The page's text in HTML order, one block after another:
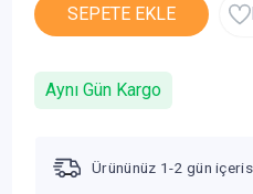
SEPETE EKLE
Aynı Gün Kargo
Ürününüz 1-2 gün